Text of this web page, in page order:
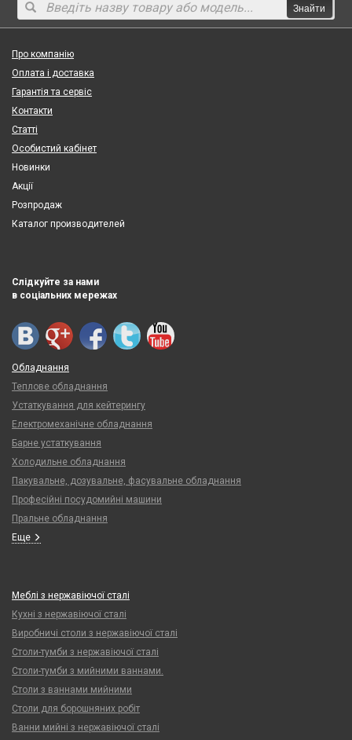
Знайти
Про компанію
Оплата і доставка
Гарантія та сервіс
Контакти
Статті
Особистий кабінет
Новинки
Акції
Розпродаж
Каталог производителей
Слідкуйте за нами
в соціальних мережах
Обладнання
Теплове обладнання
Устаткування для кейтерингу
Електромеханічне обладнання
Барне устаткування
Холодильне обладнання
Пакувальне, дозувальне, фасувальне обладнання
Професійні посудомийні машини
Пральне обладнання
Еще
Меблі з нержавіючої сталі
Кухні з нержавіючої сталі
Виробничі столи з нержавіючої сталі
Столи-тумби з нержавіючої сталі
Столи-тумби з мийними ваннами.
Столи з ваннами мийними
Столи для борошняних робіт
Ванни мийні з нержавіючої сталі